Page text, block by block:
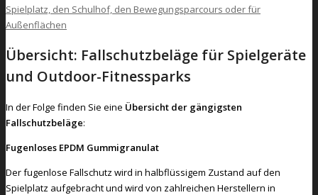
Übersicht: Fallschutzbeläge für Spielgeräte
und Outdoor-Fitnessparks
In der Folge finden Sie eine Übersicht der gängigsten
Fallschutzbeläge:
Fugenloses EPDM Gummigranulat
Der fugenlose Fallschutz wird in halbflüssigem Zustand auf den
Spielplatz aufgebracht und wird von zahlreichen Herstellern in